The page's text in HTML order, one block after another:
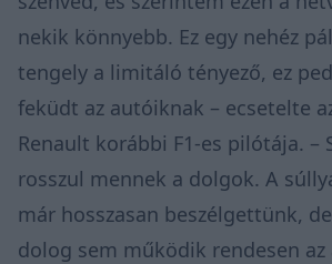
nekik könnyebb. Ez egy nehéz
tengely a limitáló tényező, ez
feküdt az autóiknak – ecsetelte
Renault korábbi F1-es pilótája. –
rosszul mennek a dolgok. A
már hosszasan beszélgettünk,
dolog sem működik rendesen